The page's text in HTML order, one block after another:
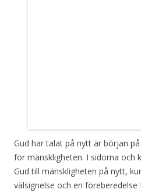
Gud har talat på nytt är början
för mänskligheten. I sidorna och
Gud till mänskligheten på nytt,
välsignelse och en